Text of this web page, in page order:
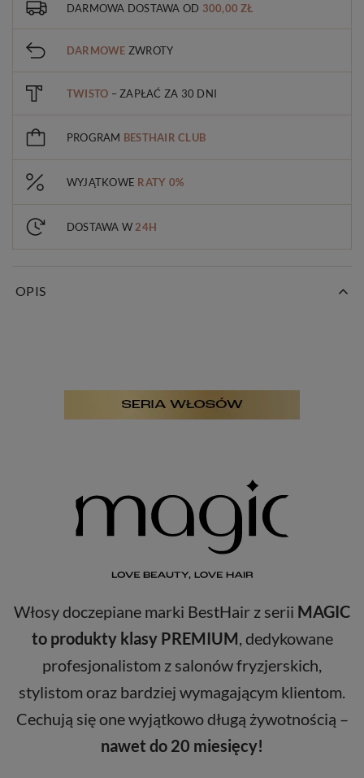
DARMOWA DOSTAWA OD 300,00 ZŁ
DARMOWE ZWROTY
TWISTO – ZAPŁAĆ ZA 30 DNI
PROGRAM BESTHAIR CLUB
WYJĄTKOWE RATY 0%
DOSTAWA W 24H
OPIS
Włosy doczepiane marki BestHair z serii MAGIC
to produkty klasy PREMIUM , dedykowane
profesjonalistom z salonów fryzjerskich,
stylistom oraz bardziej wymagającym klientom.
Cechują się one wyjątkowo długą żywotnością –
nawet do 20 miesięcy!